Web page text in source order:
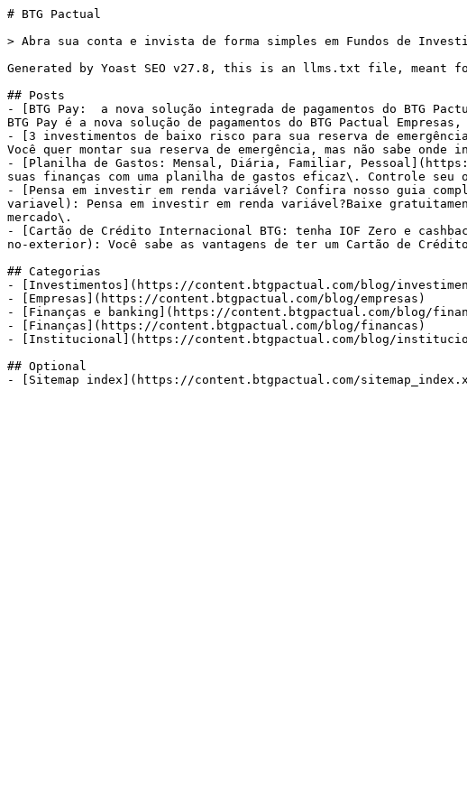
# BTG Pactual
> Abra sua conta e invista de forma simples em Fundos de
Generated by Yoast SEO v27.8, this is an llms.txt file, meant for
## Posts
- [BTG Pay:  a nova solução integrada de pagamentos do BTG
BTG Pay é a nova solução de pagamentos do BTG Pactual
- [3 investimentos de baixo risco para sua reserva de
Você quer montar sua reserva de emergência, mas não sabe
- [Planilha de Gastos: Mensal, Diária, Familiar,
suas finanças com uma planilha de gastos eficaz\. Controle
- [Pensa em investir em renda variável? Confira nosso guia
variavel): Pensa em investir em renda variável?Baixe
mercado\.
- [Cartão de Crédito Internacional BTG: tenha IOF Zero e
no-exterior): Você sabe as vantagens de ter um Cartão de
## Categorias
- [Investimentos](https://content.btgpactual.com/blog/
- [Empresas](https://content.btgpactual.com/blog/empresas)
- [Finanças e banking](https://content.btgpactual.com/blog/
- [Finanças](https://content.btgpactual.com/blog/financas)
- [Institucional](https://content.btgpactual.com/blog/
## Optional